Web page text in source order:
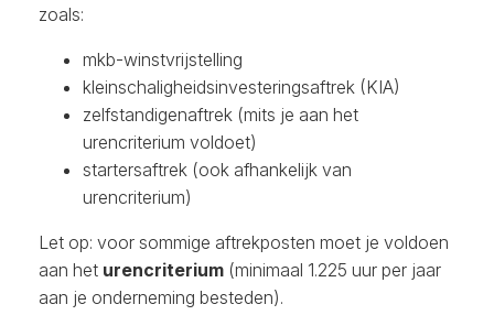
zoals:
mkb-winstvrijstelling
kleinschaligheidsinvesteringsaftrek (KIA)
zelfstandigenaftrek (mits je aan het
urencriterium voldoet)
startersaftrek (ook afhankelijk van
urencriterium)
Let op: voor sommige aftrekposten moet je voldoen
aan het urencriterium (minimaal 1.225 uur per jaar
aan je onderneming besteden).